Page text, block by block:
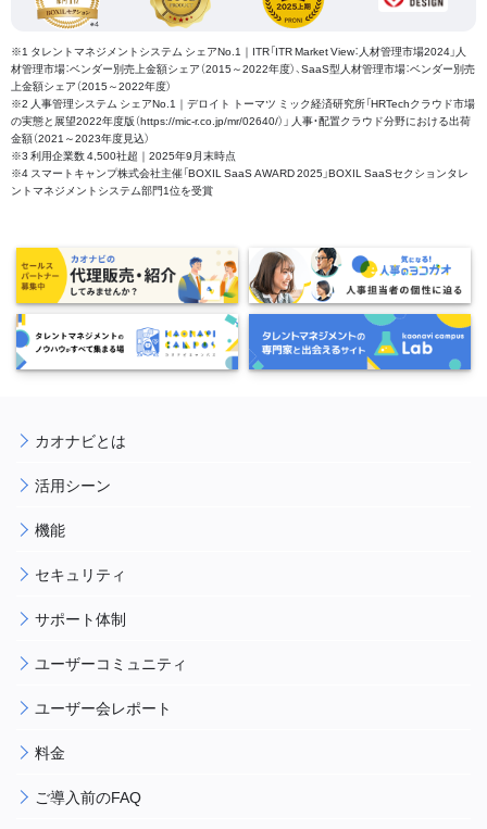
※1 タレントマネジメントシステム シェアNo.1｜ITR「ITR Market View：人材管理市場2024」人
材管理市場：ベンダー別売上金額シェア（2015～2022年度）、SaaS型人材管理市場：ベンダー別売
上金額シェア（2015～2022年度）
※2 人事管理システム シェアNo.1｜デロイト トーマツ ミック経済研究所「HRTechクラウド市場
の実態と展望2022年度版（https://mic-r.co.jp/mr/02640/）」 人事・配置クラウド分野における出荷
金額（2021～2023年度見込）
※3 利用企業数 4,500社超｜2025年9月末時点
※4 スマートキャンプ株式会社主催「BOXIL SaaS AWARD 2025」BOXIL SaaSセクションタレ
ントマネジメントシステム部門1位を受賞
カオナビとは
活用シーン
機能
セキュリティ
サポート体制
ユーザーコミュニティ
ユーザー会レポート
料金
ご導入前のFAQ